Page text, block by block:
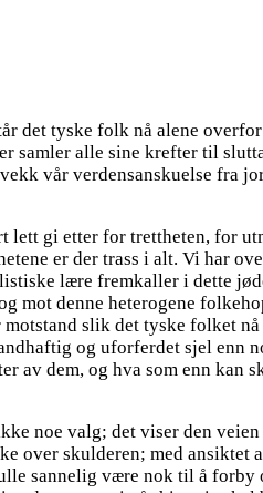
det tyske folk nå alene
alle sine krefter til
vår verdensanskuelse fra
gi etter for trettheten, for
er der trass i alt. Vi har
lære fremkaller i dette
mot denne heterogene
slik det tyske folket
og uforferdet sjel enn
av dem, og hva som enn kan
noe valg; det viser den
over skulderen; med
sannelig være nok til å forby